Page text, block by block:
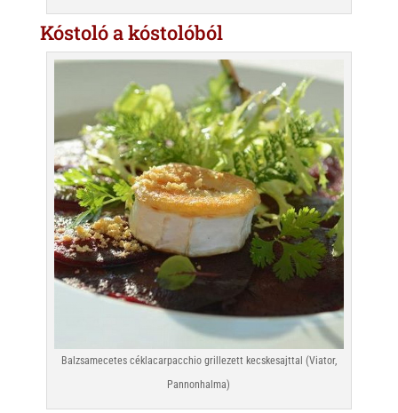
Kóstoló a kóstolóból
Balzsamecetes céklacarpacchio grillezett kecskesajttal (Viator,
Pannonhalma)